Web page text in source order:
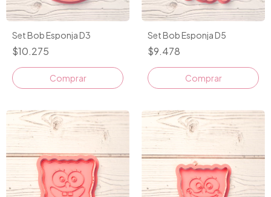
Set Bob Esponja D3
$10.275
Set Bob Esponja D5
$9.478